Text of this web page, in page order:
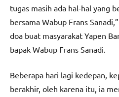
tugas masih ada hal-hal yang
bersama Wabup Frans
doa buat masyarakat Yapen
bapak Wabup Frans Sanadi.
Beberapa hari lagi kedepan,
berakhir, oleh karena itu, ia